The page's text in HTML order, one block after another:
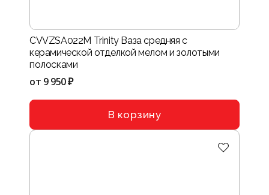
CVVZSA022M Trinity Ваза средняя с
керамической отделкой мелом и золотыми
полосками
от 9 950 ₽
В корзину